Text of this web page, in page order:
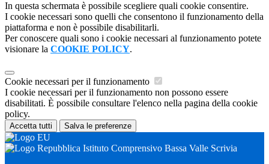
In questa schermata è possibile scegliere quali cookie consentire.
I cookie necessari sono quelli che consentono il funzionamento della
piattaforma e non è possibile disabilitarli.
Per conoscere quali sono i cookie necessari al funzionamento potete
visionare la COOKIE POLICY.
Cookie necessari per il funzionamento
I cookie necessari per il funzionamento non possono essere
disabilitati. È possibile consultare l'elenco nella pagina della cookie
policy.
Accetta tutti Salva le preferenze
Istituto Comprensivo Bassa Valle Scrivia